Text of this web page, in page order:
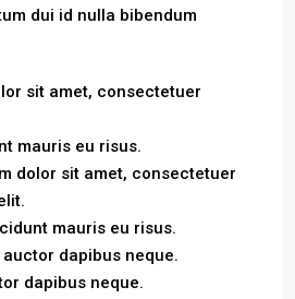
dui id nulla bibendum
sit amet, consectetuer
mauris eu risus.
dolor sit amet, consectetuer
mauris eu risus.
dapibus neque.
dapibus neque.